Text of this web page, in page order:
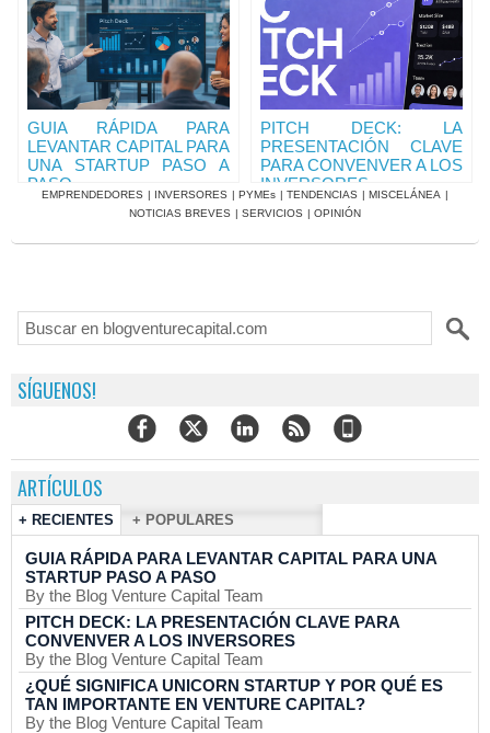
GUIA RÁPIDA PARA
LEVANTAR CAPITAL PARA
UNA STARTUP PASO A
PASO
PITCH DECK: LA
PRESENTACIÓN CLAVE
PARA CONVENVER A LOS
INVERSORES
EMPRENDEDORES | INVERSORES | PYMEs | TENDENCIAS | MISCELÁNEA |
NOTICIAS BREVES | SERVICIOS | OPINIÓN
SÍGUENOS!
ARTÍCULOS
+ RECIENTES + POPULARES
GUIA RÁPIDA PARA LEVANTAR CAPITAL PARA UNA
STARTUP PASO A PASO
By the Blog Venture Capital Team
PITCH DECK: LA PRESENTACIÓN CLAVE PARA
CONVENVER A LOS INVERSORES
By the Blog Venture Capital Team
¿QUÉ SIGNIFICA UNICORN STARTUP Y POR QUÉ ES
TAN IMPORTANTE EN VENTURE CAPITAL?
By the Blog Venture Capital Team